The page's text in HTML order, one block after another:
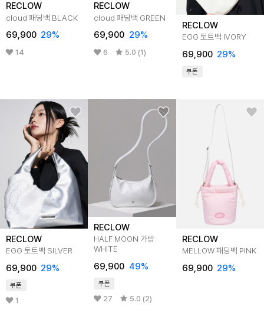
RECLOW
cloud 패딩백 BLACK
69,900 29%
14
RECLOW
cloud 패딩백 GREEN
69,900 29%
6 5.0 (1)
RECLOW
EGG 토트백 IVORY
69,900 29%
쿠폰
RECLOW
EGG 토트백 SILVER
69,900 29%
쿠폰
1
RECLOW
HALF MOON 가방
WHITE
69,900 49%
쿠폰
27 5.0 (2)
RECLOW
MELLOW 패딩백 PINK
69,900 29%